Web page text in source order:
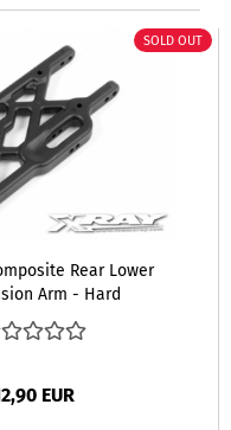
SOLD OUT
Rear Lower
Arm - Hard
EUR